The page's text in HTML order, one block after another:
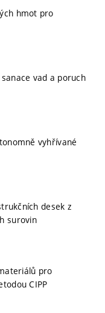
hmot pro
vad a poruch
vyhřívané
desek z
surovin
pro
CIPP